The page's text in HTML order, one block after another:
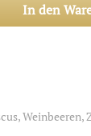
In den
Weinbeeren,